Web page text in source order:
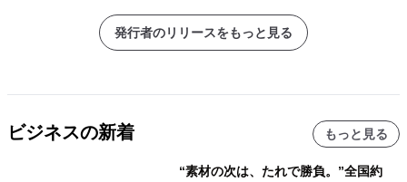
発行者のリリースをもっと見る
ビジネスの新着 もっと見る
“素材の次は、たれで勝負。”全国約